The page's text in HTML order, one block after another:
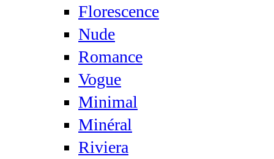
Florescence
Nude
Romance
Vogue
Minimal
Minéral
Riviera